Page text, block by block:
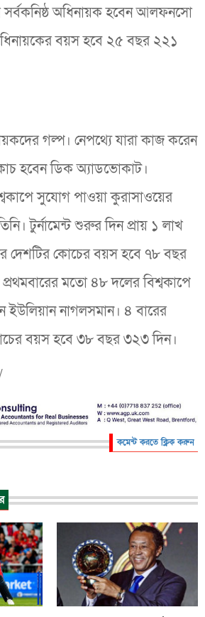
সর্বকনিষ্ঠ অধিনায়ক হবেন আলফনসো
বয়স হবে ২৫ বছর ২২১
গল্প। নেপথ্যে যারা কাজ করেন
হবেন ডিক অ্যাডভোকাট।
সুযোগ পাওয়া কুরাসাওয়ের
টুর্নামেন্ট শুরুর দিন প্রায় ১ লাখ
দেশটির কোচের বয়স হবে ৭৮ বছর
মতো ৪৮ দলের বিশ্বকাপে
ইউলিয়ান নাগলসমান। ৪ বারের
বয়স হবে ৩৮ বছর ৩২৩ দিন।
কমেন্ট করতে ক্লিক করুন